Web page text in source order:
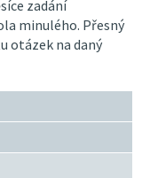
zadání
minulého. Přesný
otázek na daný